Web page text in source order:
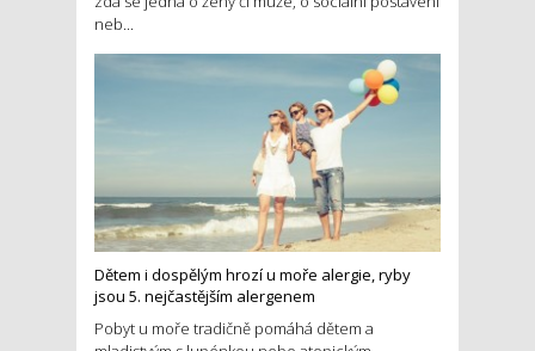
neb...
Dětem i dospělým hrozí u moře alergie, ryby
jsou 5. nejčastějším alergenem
Pobyt u moře tradičně pomáhá dětem a